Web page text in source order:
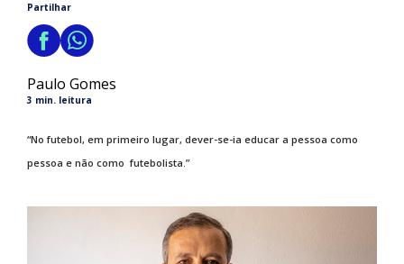
Partilhar
Paulo Gomes
3 min. leitura
“No futebol, em primeiro lugar, dever-se-ia educar a pessoa como
pessoa e não como futebolista.”